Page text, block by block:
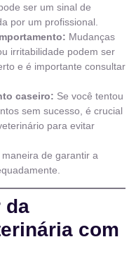
ser um sinal de
por um profissional.
Mudanças
irritabilidade podem ser
e é importante consultar
caseiro: Se você tentou
sem sucesso, é crucial
para evitar
de garantir a
da
com